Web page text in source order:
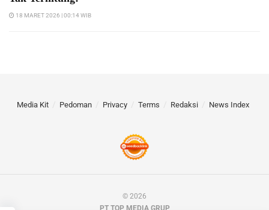
18 MARET 2026 | 00:14 WIB
Media Kit Pedoman Privacy Terms Redaksi News Index
© 2026
PT TOP MEDIA GRUP